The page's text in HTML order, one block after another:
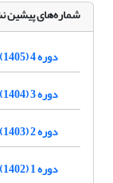
شماره‌های پیشین
دوره 4 (1405)
دوره 3 (1404)
دوره 2 (1403)
دوره 1 (1402)